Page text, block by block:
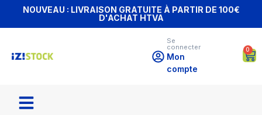
NOUVEAU : LIVRAISON GRATUITE À PARTIR DE 100€
D'ACHAT HTVA
Se
connecter
Mon
compte
0